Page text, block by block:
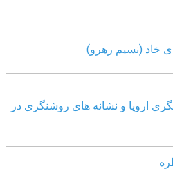
خاد (نسیم رهرو)
اروپا و نشانه های روشنگری در